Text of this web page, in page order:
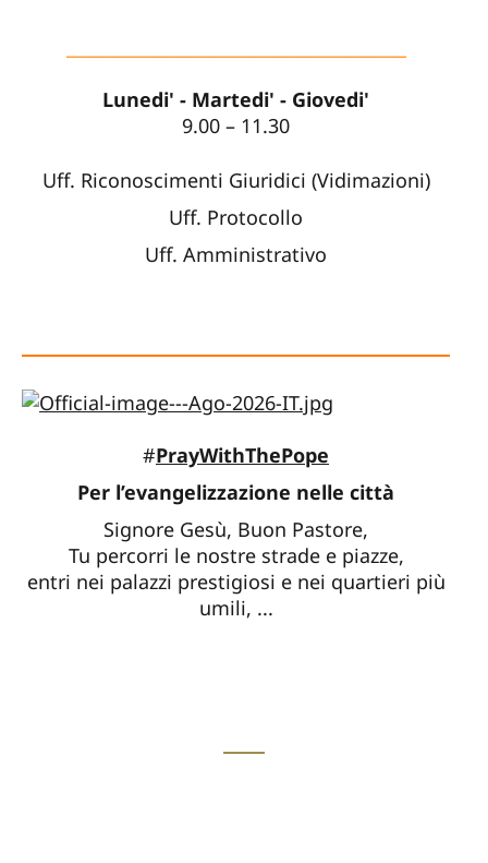
Lunedi' - Martedi' - Giovedi'
9.00 – 11.30
Uff. Riconoscimenti Giuridici (Vidimazioni)
Uff. Protocollo
Uff. Amministrativo
#PrayWithThePope
Per l’evangelizzazione nelle città
Signore Gesù, Buon Pastore,
Tu percorri le nostre strade e piazze,
entri nei palazzi prestigiosi e nei quartieri più
umili, ...